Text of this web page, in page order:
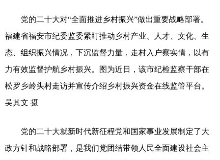
党的二十大对“全面推进乡村振兴”做出重要战略部署。
福建省福安市纪委监委紧盯推动乡村产业、人才、文化、生
态、组织振兴情况，下沉监督力量，走村入户察实情，以有
力有效监督护航乡村振兴。图为近日，该市纪检监察干部在
松罗乡岭头村走访并宣传介绍乡村振兴资金在线监管平台。
吴其文 摄
党的二十大就新时代新征程党和国家事业发展制定了大
政方针和战略部署，是我们党团结带领人民全面建设社会主